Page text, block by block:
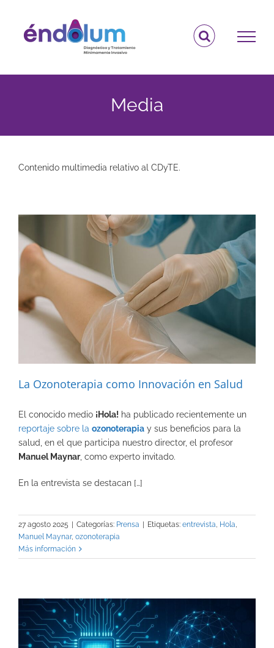
contenido
Media
Contenido multimedia relativo al CDyTE.
La Ozonoterapia como Innovación en Salud
El conocido medio ¡Hola! ha publicado recientemente un
reportaje sobre la ozonoterapia y sus beneficios para la
salud, en el que participa nuestro director, el profesor
Manuel Maynar, como experto invitado.
En la entrevista se destacan […]
27 agosto 2025 Categorías: Prensa Etiquetas: entrevista, Hola,
Manuel Maynar, ozonoterapia
Más información